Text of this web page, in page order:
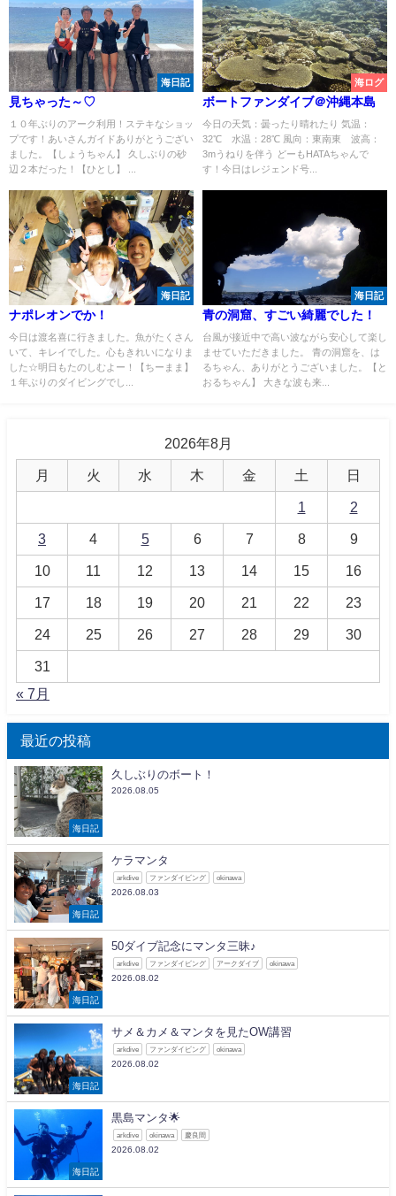
海日記
見ちゃった～♡
１０年ぶりのアーク利用！ステキなショッ
プです！あいさんガイドありがとうござい
ました。【しょうちゃん】 久しぶりの砂
辺２本だった！【ひとし】 ...
海ログ
ボートファンダイブ＠沖縄本島
今日の天気：曇ったり晴れたり 気温：
32℃ 水温：28℃ 風向：東南東 波高：
3mうねりを伴う どーもHATAちゃんで
す！今日はレジェンド号...
海日記
ナポレオンでか！
今日は渡名喜に行きました。魚がたくさん
いて、キレイでした。心もきれいになりま
した☆明日もたのしむよー！【ちーまま】
１年ぶりのダイビングでし...
海日記
青の洞窟、すごい綺麗でした！
台風が接近中で高い波ながら安心して楽し
ませていただきました。 青の洞窟を、は
るちゃん、ありがとうございました。【と
おるちゃん】 大きな波も来...
2026年8月
月 火 水 木 金 土 日
1 2
3 4 5 6 7 8 9
10 11 12 13 14 15 16
17 18 19 20 21 22 23
24 25 26 27 28 29 30
31
« 7月
最近の投稿
海日記
久しぶりのボート！
2026.08.05
海日記
ケラマンタ
arkdive ファンダイビング okinawa
2026.08.03
海日記
50ダイブ記念にマンタ三昧♪
arkdive ファンダイビング アークダイブ okinawa
2026.08.02
海日記
サメ＆カメ＆マンタを見たOW講習
arkdive ファンダイビング okinawa
2026.08.02
海日記
黒島マンタ🌟
arkdive okinawa 慶良間
2026.08.02